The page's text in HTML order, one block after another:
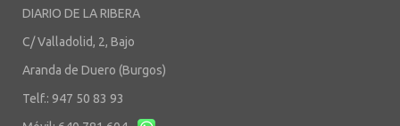
DIARIO DE LA RIBERA
C/ Valladolid, 2, Bajo
Aranda de Duero (Burgos)
Telf.: 947 50 83 93